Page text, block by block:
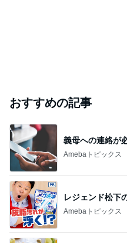
おすすめの記事
義母への連絡が
Amebaトピックス
レジェンド松下
Amebaトピックス